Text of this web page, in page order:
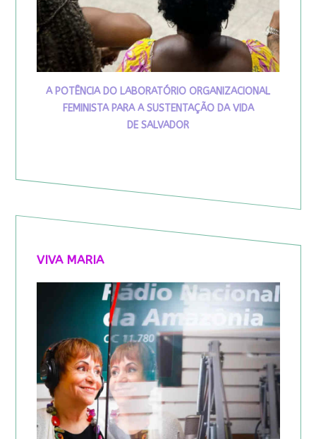
A POTÊNCIA DO LABORATÓRIO ORGANIZACIONAL
FEMINISTA PARA A SUSTENTAÇÃO DA VIDA
DE SALVADOR
VIVA MARIA